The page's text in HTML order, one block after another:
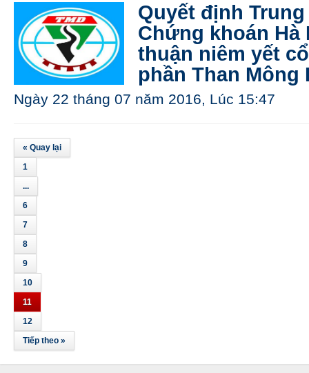
Quyết định
Chứng khoán Hà
thuận niêm yết
phần Than Mông
Ngày 22 tháng 07 năm 2016, Lúc 15:47
« Quay lại
1
...
6
7
8
9
10
11
12
Tiếp theo »